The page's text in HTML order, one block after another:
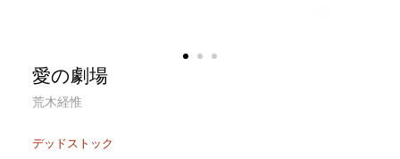
愛の劇場
荒木経惟
デッドストック